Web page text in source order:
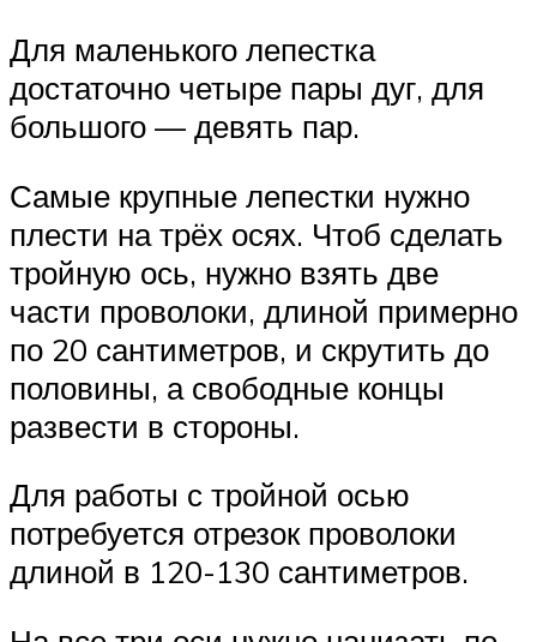
Для маленького лепестка
достаточно четыре пары дуг, для
большого — девять пар.
Самые крупные лепестки нужно
плести на трёх осях. Чтоб сделать
тройную ось, нужно взять две
части проволоки, длиной примерно
по 20 сантиметров, и скрутить до
половины, а свободные концы
развести в стороны.
Для работы с тройной осью
потребуется отрезок проволоки
длиной в 120-130 сантиметров.